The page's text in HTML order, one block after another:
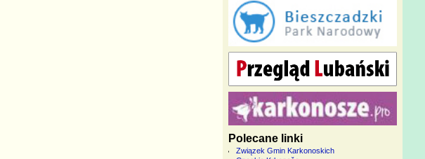
Polecane linki
Związek Gmin Karkonoskich